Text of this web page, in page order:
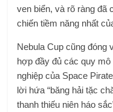
ven biển, và rõ ràng đã
chiến tiềm năng nhất
Nebula Cup cũng đóng
hợp đầy đủ các quy
nghiệp của Space
lời hứa “băng hải tặc
thanh thiếu niên háo